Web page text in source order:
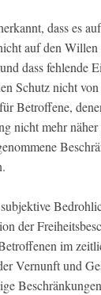
dass es
auf den Willen
dass fehlende
Schutz nicht
Betroffene,
nicht mehr
subjektive
der
im
Vernunft und